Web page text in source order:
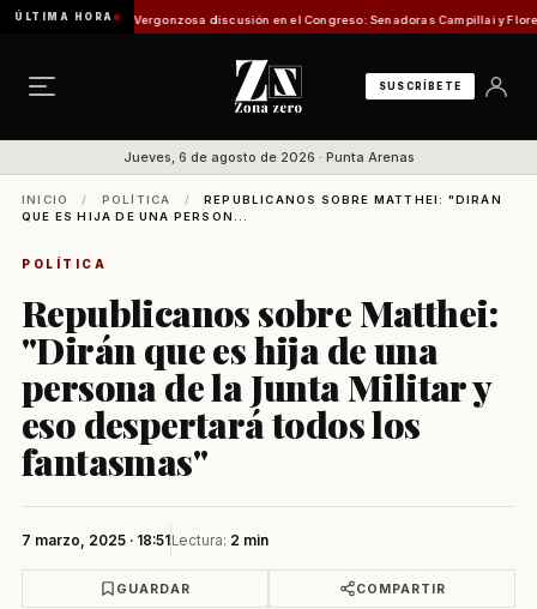
ÚLTIMA HORA
de Pesca Vergonzosa discusión en el Congreso: Senadoras Campillai y Flores se
SUSCRÍBETE
Jueves, 6 de agosto de 2026 · Punta Arenas
INICIO / POLÍTICA /
REPUBLICANOS SOBRE MATTHEI: "DIRÁN
QUE ES HIJA DE UNA PERSON...
POLÍTICA
Republicanos sobre Matthei:
"Dirán que es hija de una
persona de la Junta Militar y
eso despertará todos los
fantasmas"
7 marzo, 2025 · 18:51Lectura: 2 min
GUARDAR COMPARTIR